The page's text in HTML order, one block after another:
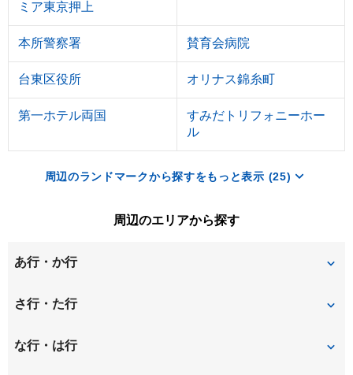
ミア東京押上
本所警察署 賛育会病院
台東区役所 オリナス錦糸町
第一ホテル両国
すみだトリフォニーホー
ル
周辺のランドマークから探すをもっと表示 (25)
周辺のエリアから探す
あ行・か行
浅草
石原
さ行・た行
墨田
な行・は行